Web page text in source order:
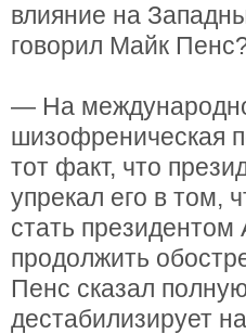
влияние на
говорил Майк
— На
шизофреническая
тот факт, что
упрекал его в том,
стать
продолжить
Пенс сказал
дестабилизирует